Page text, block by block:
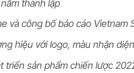
thành lập
và công bố báo cáo Vietnam
hiệu với logo, màu nhận
triển sản phẩm chiến lược